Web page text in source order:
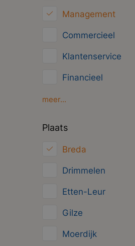
Management
Commercieel
Klantenservice
Financieel
HRM
meer...
Plaats
Breda
Drimmelen
Etten-Leur
Gilze
Moerdijk